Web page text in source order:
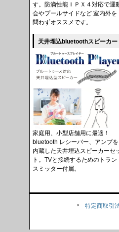
す。防滴性能ＩＰＸ４対応で運
会やプールサイドなど 室内外を
問わずオススメです。
天井埋込bluetoothスピーカー
家庭用、小型店舗用に最適！
bluetooth レシーバー、アンプを
内蔵した天井埋込スピーカーセ
ト。TVと接続するためのトラン
スミッター付属。
特定商取引